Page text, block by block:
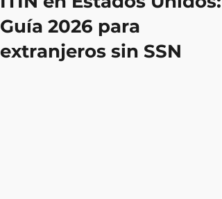
Guía 2026 para
extranjeros sin SSN